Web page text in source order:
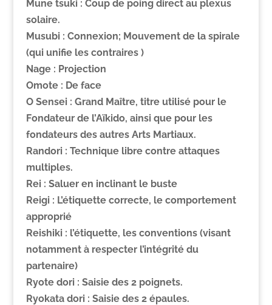
Mune tsuki : Coup de poing direct au plexus
solaire.
Musubi : Connexion; Mouvement de la spirale
(qui unifie les contraires )
Nage : Projection
Omote : De face
O Sensei : Grand Maître, titre utilisé pour le
Fondateur de l’Aïkido, ainsi que pour les
fondateurs des autres Arts Martiaux.
Randori : Technique libre contre attaques
multiples.
Rei : Saluer en inclinant le buste
Reigi : L’étiquette correcte, le comportement
approprié
Reishiki : l’étiquette, les conventions (visant
notamment à respecter l’intégrité du
partenaire)
Ryote dori : Saisie des 2 poignets.
Ryokata dori : Saisie des 2 épaules.